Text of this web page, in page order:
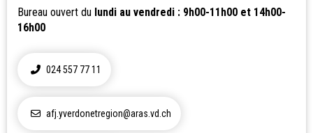
Bureau ouvert du lundi au vendredi : 9h00-11h00 et 14h00-
16h00
024 557 77 11
afj.yverdonetregion@aras.vd.ch